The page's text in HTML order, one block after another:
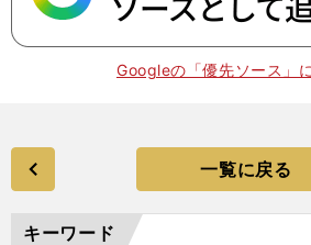
Googleの「優先ソース」
一覧に戻る
キーワード